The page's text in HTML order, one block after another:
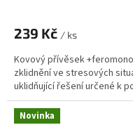
239 Kč / ks
Kovový přívěsek
zklidnění ve stresových
uklidňující řešení určené k
Novinka